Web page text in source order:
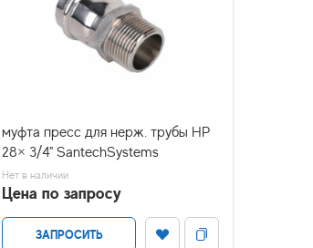
муфта пресс для нерж. трубы НР
28× 3/4" SantechSystems
Нет в наличии
Цена по запросу
ЗАПРОСИТЬ